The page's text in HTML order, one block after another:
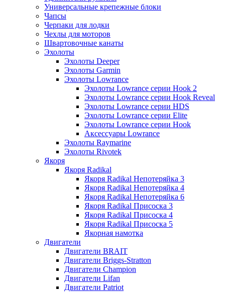
Универсальные крепежные блоки
Чапсы
Черпаки для лодки
Чехлы для моторов
Швартовочные канаты
Эхолоты
Эхолоты Deeper
Эхолоты Garmin
Эхолоты Lowrance
Эхолоты Lowrance серии Hook 2
Эхолоты Lowrance серии Hook Reveal
Эхолоты Lowrance серии HDS
Эхолоты Lowrance серии Elite
Эхолоты Lowrance серии Hook
Аксессуары Lowrance
Эхолоты Raymarine
Эхолоты Rivotek
Якоря
Якоря Radikal
Якоря Radikal Непотеряйка 3
Якоря Radikal Непотеряйка 4
Якоря Radikal Непотеряйка 6
Якоря Radikal Присоска 3
Якоря Radikal Присоска 4
Якоря Radikal Присоска 5
Якорная намотка
Двигатели
Двигатели BRAIT
Двигатели Briggs-Stratton
Двигатели Champion
Двигатели Lifan
Двигатели Patriot